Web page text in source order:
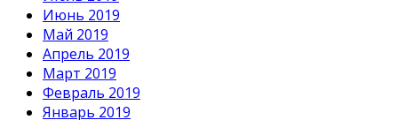
Июнь 2019
Май 2019
Апрель 2019
Март 2019
Февраль 2019
Январь 2019